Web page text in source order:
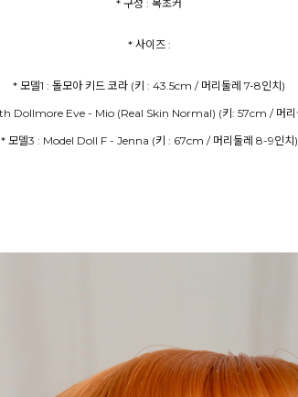
* 구성 : 목초커
* 사이즈 :
* 모델3 : Model Doll F - Jenna (키 : 67cm / 머리둘레 8-9인치)